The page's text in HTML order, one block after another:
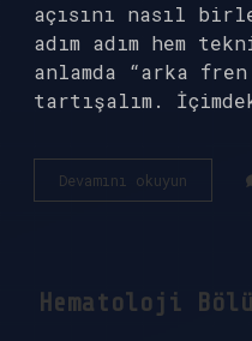
açısını nasıl
adım adım hem
anlamda “arka
tartışalım.
Devamını okuyun
fren
Hematoloji